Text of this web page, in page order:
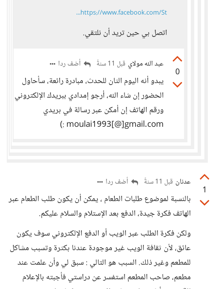
https://www.facebook.com/St...
اتصل بي حين تريد أن نلتقي.
0
عبد الله مولاي قبل 11 سنةً أضف ردا
يبدو أنه اليوم الثان للحدث، مبادرة رائعة، سأحاول
الحضور إن شاء الله، أرجو إمدادي ببريدك الإلكتروني
ورقم الهاتف إن أمكن عبر رسالة في بريدي
moulai1993[@]gmail.com :)
1
عدنان قبل 11 سنةً أضف ردا
بالنسبة لموضوع طلبات الطعام ، يمكن أن يكون طلب الطعام عبر
الهاتف فكرة جيدة، الدفع بعد الإستلام والسلام عليكم.
ولكن فكرة الطلب عبر الويب أو الدفع الإلكتروني سوف يكون
عائق، لأن ثقافة الويب غير موجودة عندنا بكثرة وتسبب مشاكل
للمطعم وغير ذلك. السبب هو التالي : سبق لي وأن علمت عند
مطعم، صاحب المطعم استفسر عن دراستي فأجبته بالإعلام